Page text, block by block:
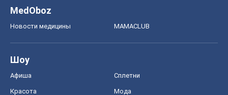
MedOboz
Новости медицины MAMACLUB
Шоу
Афиша Сплетни
Красота Мода